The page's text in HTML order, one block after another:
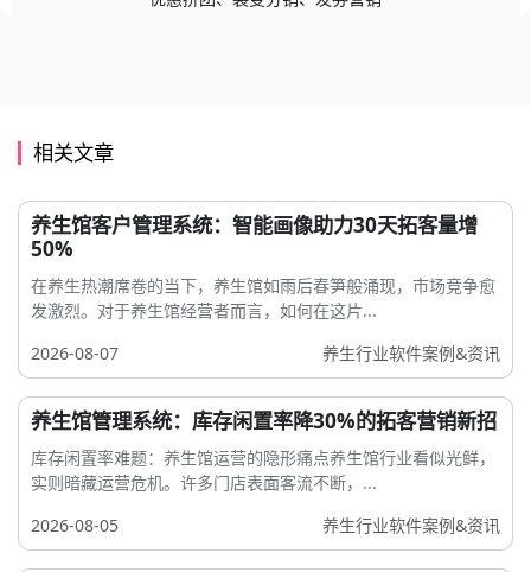
相关文章
养生馆客户管理系统：智能画像助力30天拓客量增
50%
在养生热潮席卷的当下，养生馆如雨后春笋般涌现，市场竞争愈
发激烈。对于养生馆经营者而言，如何在这片...
2026-08-07
养生行业软件案例&资讯
养生馆管理系统：库存闲置率降30%的拓客营销新招
库存闲置率难题：养生馆运营的隐形痛点养生馆行业看似光鲜，
实则暗藏运营危机。许多门店表面客流不断，...
2026-08-05
养生行业软件案例&资讯